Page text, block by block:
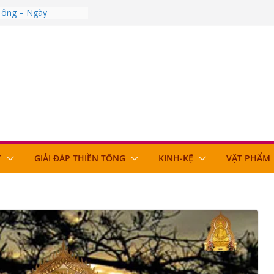
– Ngày
GIẢI ĐÁP THIỀN TÔNG KINH-KỆ VẬT PHẨM